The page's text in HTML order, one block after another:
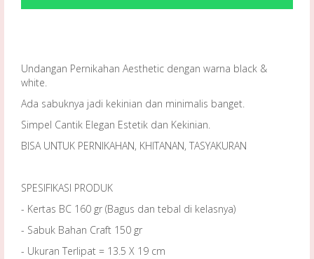
Undangan Pernikahan Aesthetic dengan warna black &
white.
Ada sabuknya jadi kekinian dan minimalis banget.
Simpel Cantik Elegan Estetik dan Kekinian.
BISA UNTUK PERNIKAHAN, KHITANAN, TASYAKURAN
SPESIFIKASI PRODUK
- Kertas BC 160 gr (Bagus dan tebal di kelasnya)
- Sabuk Bahan Craft 150 gr
- Ukuran Terlipat = 13.5 X 19 cm